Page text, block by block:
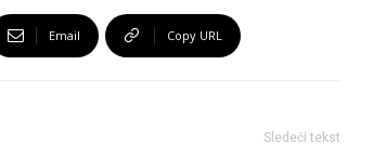
Email Copy URL
Sledeći tekst